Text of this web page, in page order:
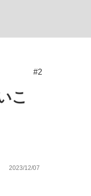
#2
こ
2023/12/07